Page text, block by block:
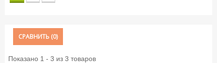
СРАВНИТЬ (0)
Показано 1 - 3 из 3 товаров